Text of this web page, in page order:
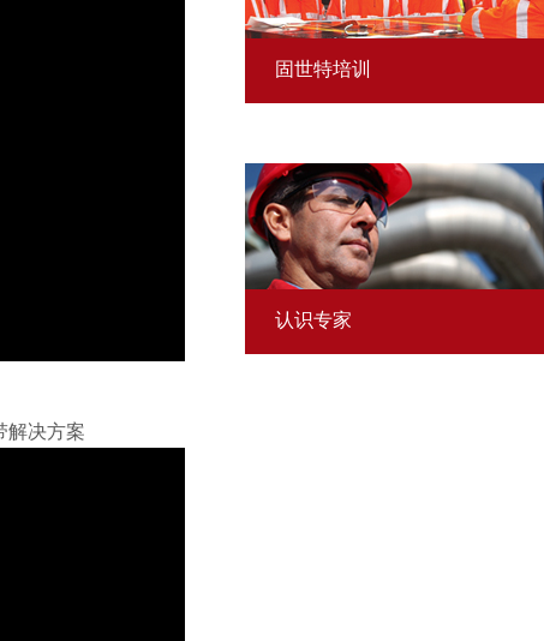
解决方案
固世特培训
认识专家